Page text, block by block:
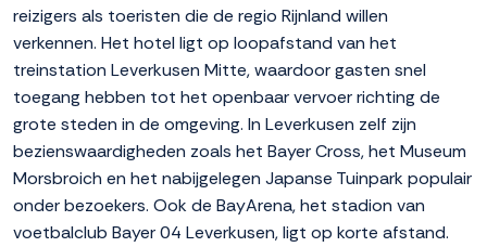
reizigers als toeristen die de regio Rijnland willen
verkennen. Het hotel ligt op loopafstand van het
treinstation Leverkusen Mitte, waardoor gasten snel
toegang hebben tot het openbaar vervoer richting de
grote steden in de omgeving. In Leverkusen zelf zijn
bezienswaardigheden zoals het Bayer Cross, het Museum
Morsbroich en het nabijgelegen Japanse Tuinpark populair
onder bezoekers. Ook de BayArena, het stadion van
voetbalclub Bayer 04 Leverkusen, ligt op korte afstand.